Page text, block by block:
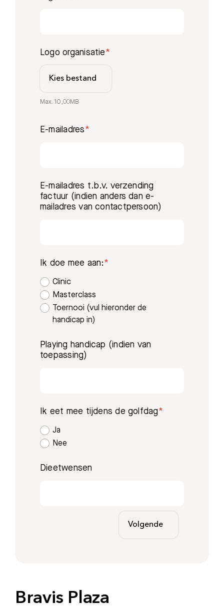
Logo organisatie
Kies bestand
Max. 10,00MB
E-mailadres
E-mailadres t.b.v. verzending
factuur (indien anders dan e-
mailadres van contactpersoon)
Ik doe mee aan:
Clinic
Masterclass
Toernooi (vul hieronder de
handicap in)
Playing handicap (indien van
toepassing)
Ik eet mee tijdens de golfdag
Ja
Nee
Dieetwensen
Volgende
Bravis Plaza